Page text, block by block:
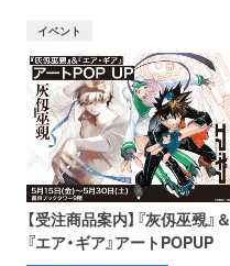
イベント
【受注商品案内】『灰仭巫覡』＆
『エア・ギア』アートPOPUP